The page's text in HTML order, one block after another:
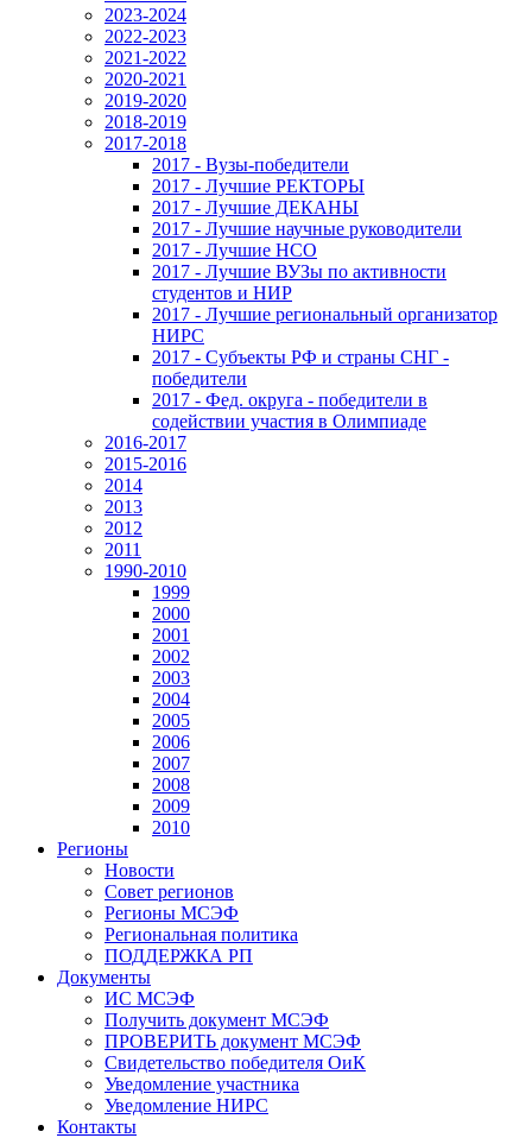
2023-2024
2022-2023
2021-2022
2020-2021
2019-2020
2018-2019
2017-2018
2017 - Вузы-победители
2017 - Лучшие РЕКТОРЫ
2017 - Лучшие ДЕКАНЫ
2017 - Лучшие научные руководители
2017 - Лучшие НСО
2017 - Лучшие ВУЗы по активности
студентов и НИР
2017 - Лучшие региональный организатор
НИРС
2017 - Субъекты РФ и страны СНГ -
победители
2017 - Фед. округа - победители в
содействии участия в Олимпиаде
2016-2017
2015-2016
2014
2013
2012
2011
1990-2010
1999
2000
2001
2002
2003
2004
2005
2006
2007
2008
2009
2010
Регионы
Новости
Совет регионов
Регионы МСЭФ
Региональная политика
ПОДДЕРЖКА РП
Документы
ИС МСЭФ
Получить документ МСЭФ
ПРОВЕРИТЬ документ МСЭФ
Свидетельство победителя ОиК
Уведомление участника
Уведомление НИРС
Контакты